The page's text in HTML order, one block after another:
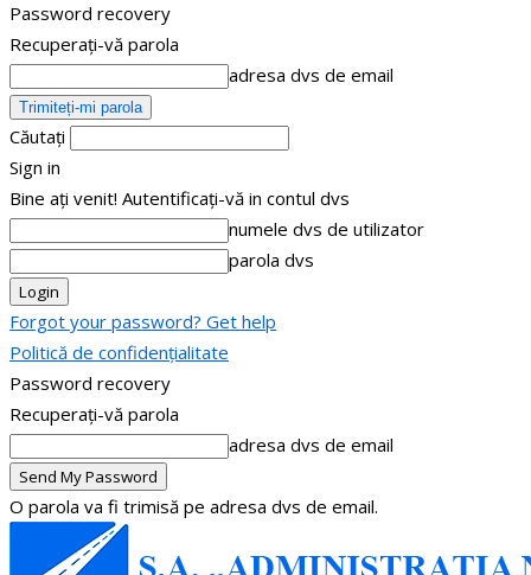
Password recovery
Recuperați-vă parola
adresa dvs de email
Căutați
Sign in
Bine ați venit! Autentificați-vă in contul dvs
numele dvs de utilizator
parola dvs
Forgot your password? Get help
Politică de confidențialitate
Password recovery
Recuperați-vă parola
adresa dvs de email
O parola va fi trimisă pe adresa dvs de email.